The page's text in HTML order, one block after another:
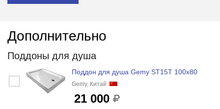
Дополнительно
Поддоны для душа
Поддон для душа Gemy ST15T 100x80
Gemy, Китай
21 000